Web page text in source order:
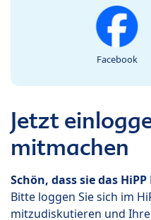
Facebook
Jetzt
mitmachen
Schön, dass sie das
Bitte loggen Sie sich im
mitzudiskutieren und